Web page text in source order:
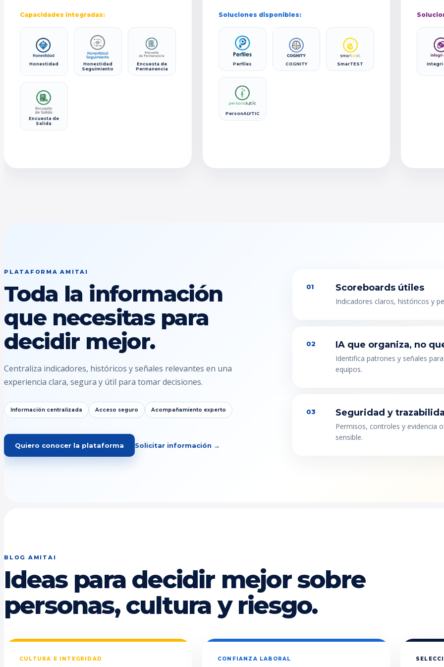
Capacidades integradas:
Honestidad
Honestidad
Seguimiento
Encuesta de
Permanencia
Encuesta de
Salida
Soluciones disponibles:
Perfiles COGNITY SmarTEST
PersonALYTIC
PLATAFORMA AMITAI
Toda la información
que necesitas para
decidir mejor.
Centraliza indicadores, históricos y señales relevantes en una
experiencia clara, segura y útil para tomar decisiones.
Información centralizada Acceso seguro Acompañamiento experto
Quiero conocer la plataforma Solicitar información →
01 Scoreboards útiles
Indicadores claros, históricos y
02 IA que organiza, no
Identifica patrones y señales
equipos.
03 Seguridad y
Permisos, controles y evidencia
sensible.
BLOG AMITAI
Ideas para decidir mejor sobre
personas, cultura y riesgo.
CULTURA E INTEGRIDAD CONFIANZA LABORAL